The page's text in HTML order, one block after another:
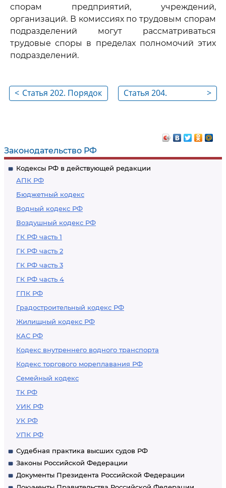
Законодательство РФ
Кодексы РФ в действующей редакции
АПК РФ
Бюджетный кодекс
Водный кодекс РФ
Воздушный кодекс РФ
ГК РФ часть 1
ГК РФ часть 2
ГК РФ часть 3
ГК РФ часть 4
ГПК РФ
Градостроительный кодекс РФ
Жилищный кодекс РФ
КАС РФ
Кодекс внутреннего водного транспорта
Кодекс торгового мореплавания РФ
Семейный кодекс
ТК РФ
УИК РФ
УК РФ
УПК РФ
Судебная практика высших судов РФ
Законы Российской Федерации
Документы Президента Российской Федерации
спорам предприятий, учреждений,
организаций. В комиссиях по трудовым спорам
подразделений могут рассматриваться
трудовые споры в пределах полномочий этих
подразделений.
< Статья 202. Порядок
>
Статья 204.
трудовым спорам